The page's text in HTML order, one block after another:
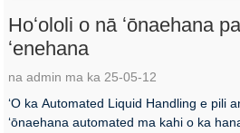
Hoʻololi o nā ʻōnaehana
ʻenehana
na admin ma ka 25-05-12
ʻO ka Automated Liquid Handling e pili
ʻōnaehana automated ma kahi o ka